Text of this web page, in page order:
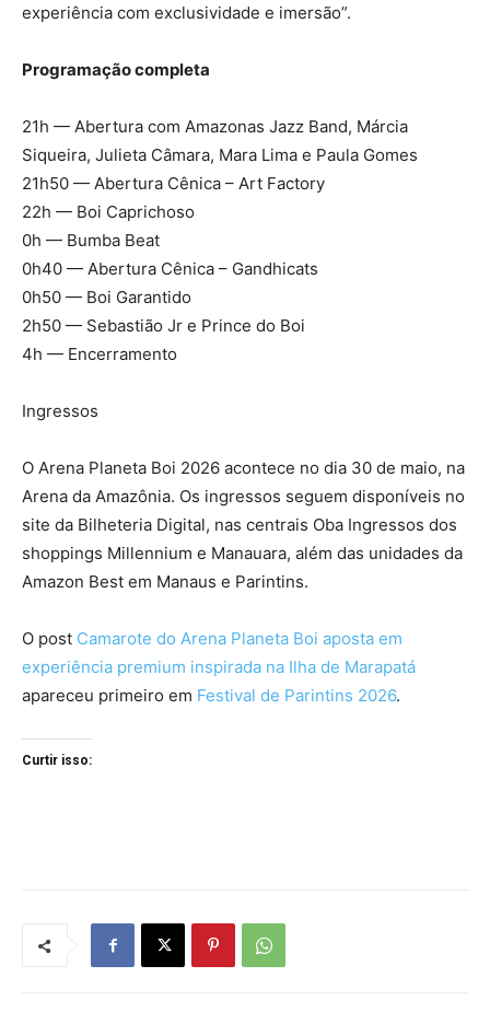
experiência com exclusividade e imersão”.
Programação completa
21h — Abertura com Amazonas Jazz Band, Márcia
Siqueira, Julieta Câmara, Mara Lima e Paula Gomes
21h50 — Abertura Cênica – Art Factory
22h — Boi Caprichoso
0h — Bumba Beat
0h40 — Abertura Cênica – Gandhicats
0h50 — Boi Garantido
2h50 — Sebastião Jr e Prince do Boi
4h — Encerramento
Ingressos
O Arena Planeta Boi 2026 acontece no dia 30 de maio, na
Arena da Amazônia. Os ingressos seguem disponíveis no
site da Bilheteria Digital, nas centrais Oba Ingressos dos
shoppings Millennium e Manauara, além das unidades da
Amazon Best em Manaus e Parintins.
O post Camarote do Arena Planeta Boi aposta em
experiência premium inspirada na Ilha de Marapatá
apareceu primeiro em Festival de Parintins 2026.
Curtir isso: